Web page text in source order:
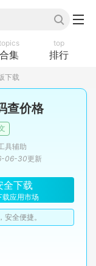
topics
合集
top
排行
下载
查价格
具辅助
06-30更新
全下载
载应用市场
全便捷。